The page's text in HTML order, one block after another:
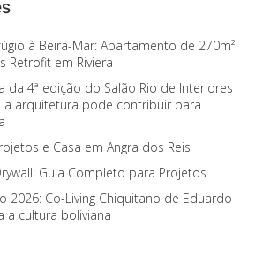
à Beira-Mar: Apartamento de 270m²
Retrofit em Riviera
da 4ª edição do Salão Rio de Interiores
arquitetura pode contribuir para
e Casa em Angra dos Reis
Guia Completo para Projetos
2026: Co-Living Chiquitano de Eduardo
a cultura boliviana